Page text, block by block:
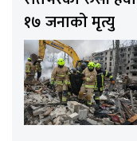
१७ जनाको मृत्यु